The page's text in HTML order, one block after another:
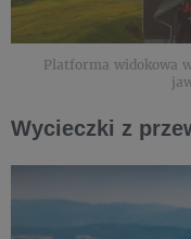
Platforma widokowa
Wycieczki z